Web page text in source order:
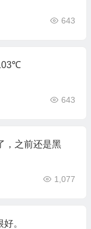
643
643
，之前还是黑
1,077
。